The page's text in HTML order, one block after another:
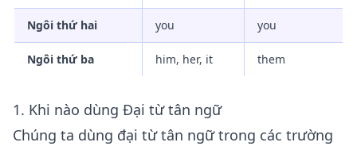
Ngôi thứ hai you you
Ngôi thứ ba him, her, it them
1. Khi nào dùng Đại từ tân ngữ
Chúng ta dùng đại từ tân ngữ trong các trường